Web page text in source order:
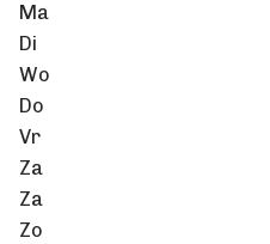
Ma
Di
Wo
Do
Vr
Za
Za
Zo